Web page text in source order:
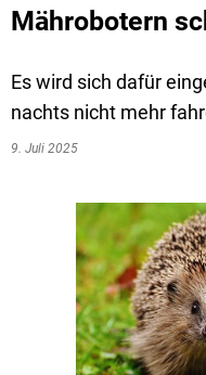
Mährobotern
Es wird sich dafür
nachts nicht mehr
9. Juli 2025